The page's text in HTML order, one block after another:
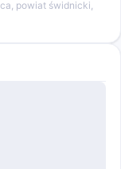
powiat świdnicki,